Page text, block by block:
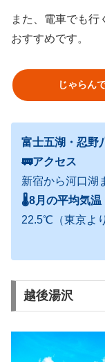
また、電車でも行
おすすめです。
じゃらん
富士五湖・忍野
🚃アクセス
新宿から河口湖
🌡8月の平均気温
22.5℃（東京よ
越後湯沢